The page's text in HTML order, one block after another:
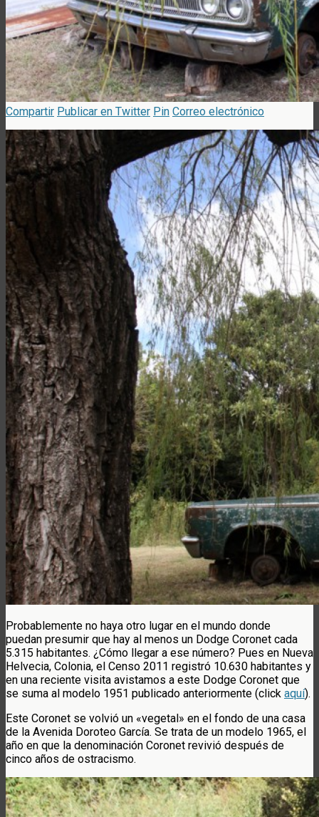
Compartir Publicar en Twitter Pin Correo electrónico
Probablemente no haya otro lugar en el mundo donde
puedan presumir que hay al menos un Dodge Coronet cada
5.315 habitantes. ¿Cómo llegar a ese número? Pues en Nueva
Helvecia, Colonia, el Censo 2011 registró 10.630 habitantes y
en una reciente visita avistamos a este Dodge Coronet que
se suma al modelo 1951 publicado anteriormente (click aquí).
Este Coronet se volvió un «vegetal» en el fondo de una casa
de la Avenida Doroteo García. Se trata de un modelo 1965, el
año en que la denominación Coronet revivió después de
cinco años de ostracismo.